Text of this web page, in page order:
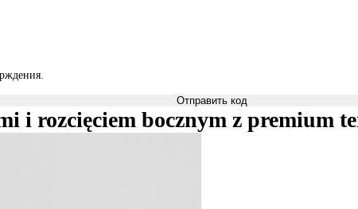
Отправить код
i rozcięciem bocznym z premium